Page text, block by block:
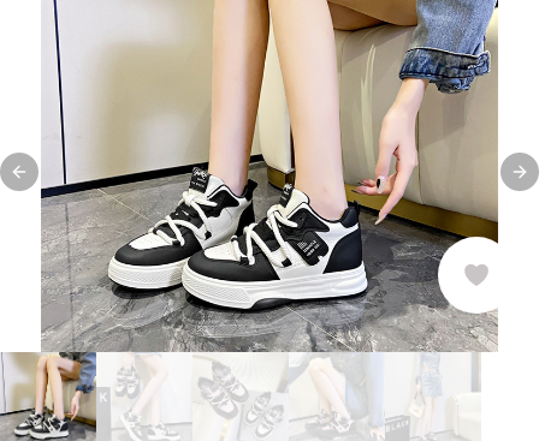
Previous slide